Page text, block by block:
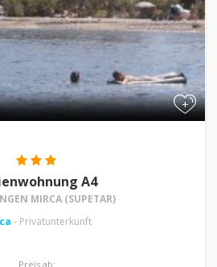
+
A4
MIRCA (SUPETAR)
- Privatunterkunft
Preis ab: